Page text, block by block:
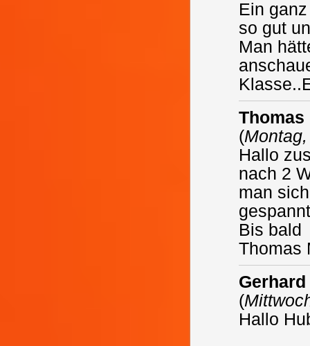
Ein
so gut
Man
Thomas
(
Hallo
nach 2
man
Bis bald
Thomas
Gerhard
(
Hallo